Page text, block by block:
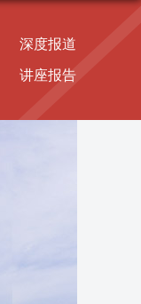
深度报道
讲座报告